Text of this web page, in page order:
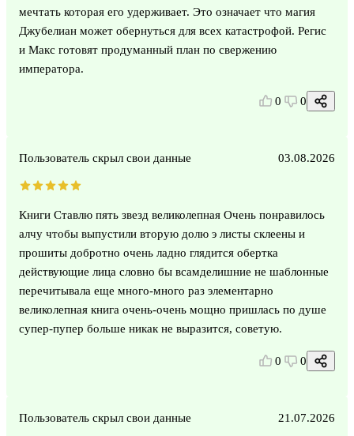
мечтать которая его удерживает. Это означает что магия
Джубелиан может обернуться для всех катастрофой. Регис
и Макс готовят продуманный план по свержению
императора.
0 0
Пользователь скрыл свои данные 03.08.2026
Книги Ставлю пять звезд великолепная Очень понравилось
алчу чтобы выпустили вторую долю э листы склеены и
прошиты добротно очень ладно глядится обертка
действующие лица словно бы всамделишние не шаблонные
перечитывала еще много-много раз элементарно
великолепная книга очень-очень мощно пришлась по душе
супер-пупер больше никак не выразится, советую.
0 0
Пользователь скрыл свои данные 21.07.2026